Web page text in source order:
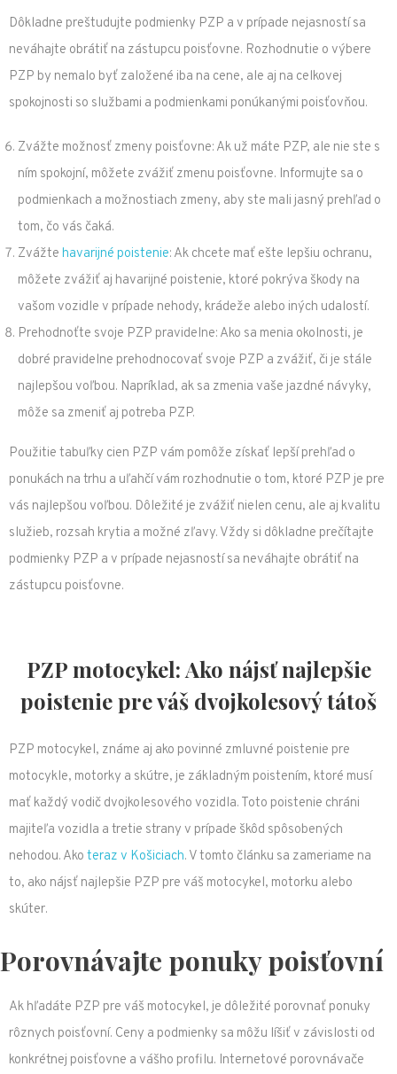
Dôkladne preštudujte podmienky PZP a v prípade nejasností sa
neváhajte obrátiť na zástupcu poisťovne. Rozhodnutie o výbere
PZP by nemalo byť založené iba na cene, ale aj na celkovej
spokojnosti so službami a podmienkami ponúkanými poisťovňou.
Zvážte možnosť zmeny poisťovne: Ak už máte PZP, ale nie ste s
ním spokojní, môžete zvážiť zmenu poisťovne. Informujte sa o
podmienkach a možnostiach zmeny, aby ste mali jasný prehľad o
tom, čo vás čaká.
Zvážte havarijné poistenie: Ak chcete mať ešte lepšiu ochranu,
môžete zvážiť aj havarijné poistenie, ktoré pokrýva škody na
vašom vozidle v prípade nehody, krádeže alebo iných udalostí.
Prehodnoťte svoje PZP pravidelne: Ako sa menia okolnosti, je
dobré pravidelne prehodnocovať svoje PZP a zvážiť, či je stále
najlepšou voľbou. Napríklad, ak sa zmenia vaše jazdné návyky,
môže sa zmeniť aj potreba PZP.
Použitie tabuľky cien PZP vám pomôže získať lepší prehľad o
ponukách na trhu a uľahčí vám rozhodnutie o tom, ktoré PZP je pre
vás najlepšou voľbou. Dôležité je zvážiť nielen cenu, ale aj kvalitu
služieb, rozsah krytia a možné zľavy. Vždy si dôkladne prečítajte
podmienky PZP a v prípade nejasností sa neváhajte obrátiť na
zástupcu poisťovne.
PZP motocykel: Ako nájsť najlepšie
poistenie pre váš dvojkolesový tátoš
PZP motocykel, známe aj ako povinné zmluvné poistenie pre
motocykle, motorky a skútre, je základným poistením, ktoré musí
mať každý vodič dvojkolesového vozidla. Toto poistenie chráni
majiteľa vozidla a tretie strany v prípade škôd spôsobených
nehodou. Ako teraz v Košiciach. V tomto článku sa zameriame na
to, ako nájsť najlepšie PZP pre váš motocykel, motorku alebo
skúter.
Porovnávajte ponuky poisťovní
Ak hľadáte PZP pre váš motocykel, je dôležité porovnať ponuky
rôznych poisťovní. Ceny a podmienky sa môžu líšiť v závislosti od
konkrétnej poisťovne a vášho profilu. Internetové porovnávače